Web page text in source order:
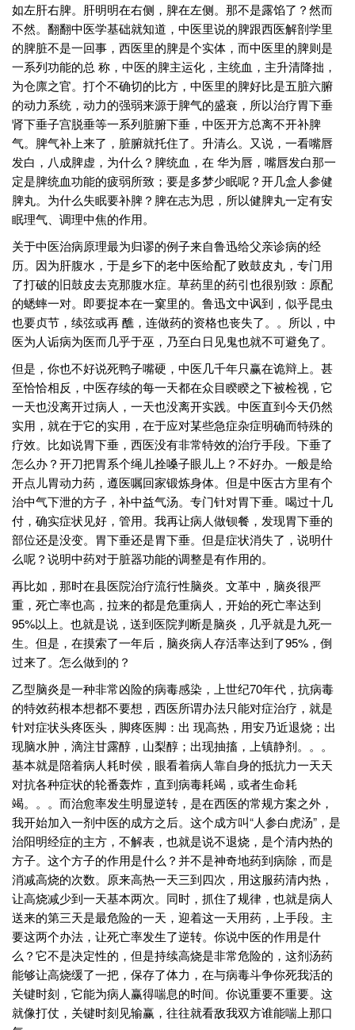
如左肝右脾。肝明明在右侧，脾在左侧。那不是露馅了？然而
不然。翻翻中医学基础就知道，中医里说的脾跟西医解剖学里
的脾脏不是一回事，西医里的脾是个实体，而中医里的脾则是
一系列功能的总 称，中医的脾主运化，主统血，主升清降拙，
为仓廪之官。打个不确切的比方，中医里的脾好比是五脏六腑
的动力系统，动力的强弱来源于脾气的盛衰，所以治疗胃下垂
肾下垂子宫脱垂等一系列脏腑下垂，中医开方总离不开补脾
气。脾气补上来了，脏腑就托住了。升清么。又说，一看嘴唇
发白，八成脾虚，为什么？脾统血，在 华为唇，嘴唇发白那一
定是脾统血功能的疲弱所致；要是多梦少眠呢？开几盒人参健
脾丸。为什么失眠要补脾？脾在志为思，所以健脾丸一定有安
眠理气、调理中焦的作用。
关于中医治病原理最为归谬的例子来自鲁迅给父亲诊病的经
历。因为肝腹水，于是乡下的老中医给配了败鼓皮丸，专门用
了打破的旧鼓皮去克那腹水症。草药里的药引也很别致：原配
的蟋蟀一对。即要捉本在一窠里的。鲁迅文中讽到，似乎昆虫
也要贞节，续弦或再 醮，连做药的资格也丧失了。。所以，中
医为人诟病为医而几乎于巫，乃至白日见鬼也就不可避免了。
但是，你也不好说死鸭子嘴硬，中医几千年只赢在诡辩上。甚
至恰恰相反，中医存续的每一天都在众目睽睽之下被检视，它
一天也没离开过病人，一天也没离开实践。中医直到今天仍然
实用，就在于它的实用，在于应对某些急症杂症明确而特殊的
疗效。比如说胃下垂，西医没有非常特效的治疗手段。下垂了
怎么办？开刀把胃系个绳儿拴嗓子眼儿上？不好办。一般是给
开点儿胃动力药，遵医嘱回家锻炼身体。但是中医古方里有个
治中气下泄的方子，补中益气汤。专门针对胃下垂。喝过十几
付，确实症状见好，管用。我再让病人做钡餐，发现胃下垂的
部位还是没变。胃下垂还是胃下垂。但是症状消失了，说明什
么呢？说明中药对于脏器功能的调整是有作用的。
再比如，那时在县医院治疗流行性脑炎。文革中，脑炎很严
重，死亡率也高，拉来的都是危重病人，开始的死亡率达到
95%以上。也就是说，送到医院判断是脑炎，几乎就是九死一
生。但是，在摸索了一年后，脑炎病人存活率达到了95%，倒
过来了。怎么做到的？
乙型脑炎是一种非常凶险的病毒感染，上世纪70年代，抗病毒
的特效药根本想都不要想，西医所谓办法只能对症治疗，就是
针对症状头疼医头，脚疼医脚：出 现高热，用安乃近退烧；出
现脑水肿，滴注甘露醇，山梨醇；出现抽搐，上镇静剂。。。
基本就是陪着病人耗时侯，眼看着病人靠自身的抵抗力一天天
对抗各种症状的轮番轰炸，直到病毒耗竭，或者生命耗
竭。。。而治愈率发生明显逆转，是在西医的常规方案之外，
我开始加入一剂中医的成方之后。这个成方叫“人参白虎汤”，是
治阳明经症的主方，不解表，也就是说不退烧，是个清内热的
方子。这个方子的作用是什么？并不是神奇地药到病除，而是
消减高烧的次数。原来高热一天三到四次，用这服药清内热，
让高烧减少到一天基本两次。同时，抓住了规律，也就是病人
送来的第三天是最危险的一天，迎着这一天用药，上手段。主
要这两个办法，让死亡率发生了逆转。你说中医的作用是什
么？它不是决定性的，但是持续高烧是非常危险的，这剂汤药
能够让高烧缓了一把，保存了体力，在与病毒斗争你死我活的
关键时刻，它能为病人赢得喘息的时间。你说重要不重要。这
就像打仗，关键时刻见输赢，往往就看敌我双方谁能喘上那口